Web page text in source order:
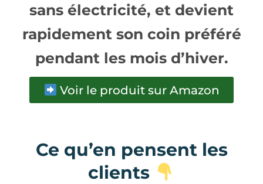
sans électricité, et devient
rapidement son coin préféré
pendant les mois d’hiver.
Voir le produit sur Amazon
Ce qu’en pensent les
clients